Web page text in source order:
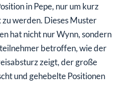
in Pepe, nur um kurz
werden. Dieses Muster
hat nicht nur Wynn, sondern
betroffen, wie der
zeigt, der große
und gehebelte Positionen